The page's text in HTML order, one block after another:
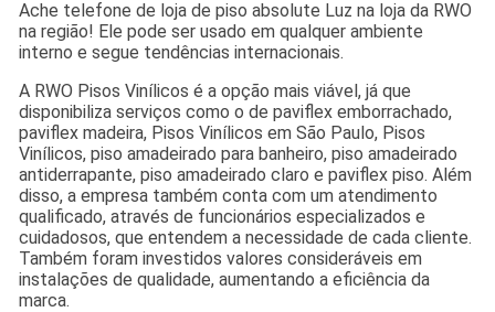
Ache telefone de loja de piso absolute Luz na loja da RWO
na região! Ele pode ser usado em qualquer ambiente
interno e segue tendências internacionais.
A RWO Pisos Vinílicos é a opção mais viável, já que
disponibiliza serviços como o de paviflex emborrachado,
paviflex madeira, Pisos Vinílicos em São Paulo, Pisos
Vinílicos, piso amadeirado para banheiro, piso amadeirado
antiderrapante, piso amadeirado claro e paviflex piso. Além
disso, a empresa também conta com um atendimento
qualificado, através de funcionários especializados e
cuidadosos, que entendem a necessidade de cada cliente.
Também foram investidos valores consideráveis em
instalações de qualidade, aumentando a eficiência da
marca.